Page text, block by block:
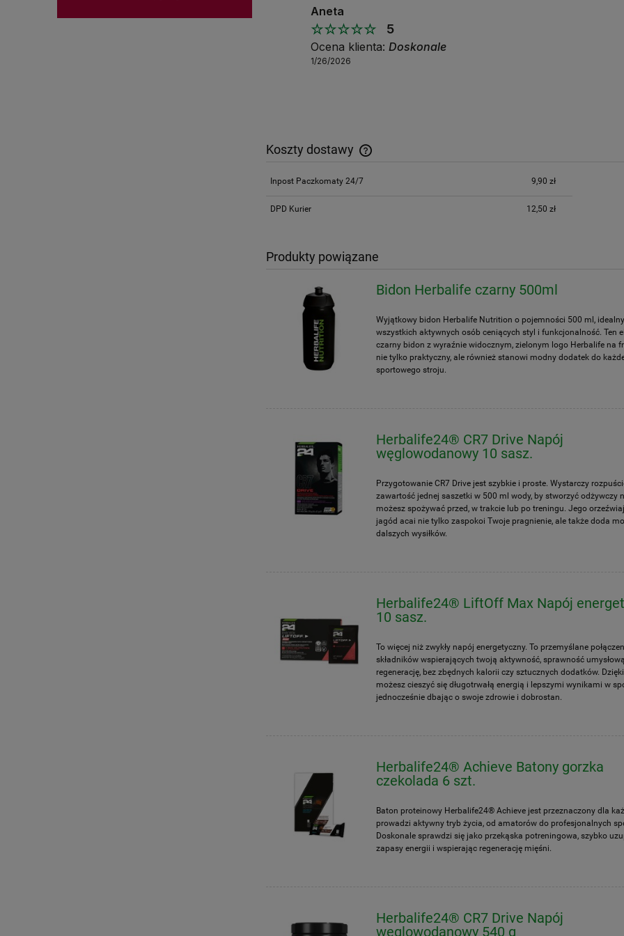
Aneta
5
Ocena klienta: Doskonale
1/26/2026
Koszty dostawy
Inpost Paczkomaty 24/7 9,90 zł
DPD Kurier 12,50 zł
Produkty powiązane
Bidon Herbalife czarny 500ml
Wyjątkowy bidon Herbalife Nutrition o pojemności 500 ml,
wszystkich aktywnych osób ceniących styl i funkcjonalność. Ten
czarny bidon z wyraźnie widocznym, zielonym logo Herbalife na
nie tylko praktyczny, ale również stanowi modny dodatek do
sportowego stroju.
Herbalife24® CR7 Drive Napój
węglowodanowy 10 sasz.
Przygotowanie CR7 Drive jest szybkie i proste. Wystarczy
zawartość jednej saszetki w 500 ml wody, by stworzyć odżywczy
możesz spożywać przed, w trakcie lub po treningu. Jego
jagód acai nie tylko zaspokoi Twoje pragnienie, ale także doda
dalszych wysiłków.
Herbalife24® LiftOff Max Napój
10 sasz.
To więcej niż zwykły napój energetyczny. To przemyślane
składników wspierających twoją aktywność, sprawność
regenerację, bez zbędnych kalorii czy sztucznych dodatków.
możesz cieszyć się długotrwałą energią i lepszymi wynikami w
jednocześnie dbając o swoje zdrowie i dobrostan.
Herbalife24® Achieve Batony gorzka
czekolada 6 szt.
Baton proteinowy Herbalife24® Achieve jest przeznaczony dla
prowadzi aktywny tryb życia, od amatorów do profesjonalnych
Doskonale sprawdzi się jako przekąska potreningowa, szybko
zapasy energii i wspierając regenerację mięśni.
Herbalife24® CR7 Drive Napój
węglowodanowy 540 g